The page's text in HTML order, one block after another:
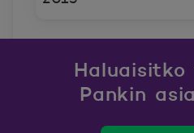
Haluaisitko
Pankin